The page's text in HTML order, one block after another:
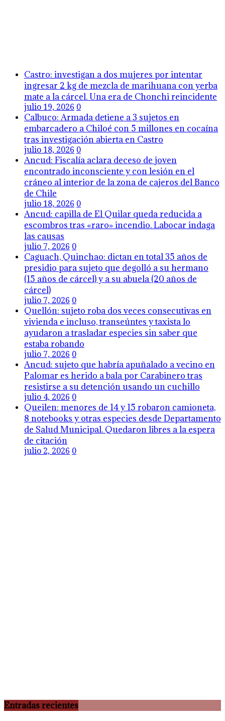
Castro: investigan a dos mujeres por intentar
ingresar 2 kg de mezcla de marihuana con yerba
mate a la cárcel. Una era de Chonchi reincidente
julio 19, 2026 0
Calbuco: Armada detiene a 3 sujetos en
embarcadero a Chiloé con 5 millones en cocaína
tras investigación abierta en Castro
julio 18, 2026 0
Ancud: Fiscalía aclara deceso de joven
encontrado inconsciente y con lesión en el
cráneo al interior de la zona de cajeros del Banco
de Chile
julio 18, 2026 0
Ancud: capilla de El Quilar queda reducida a
escombros tras «raro» incendio. Labocar indaga
las causas
julio 7, 2026 0
Caguach, Quinchao: dictan en total 35 años de
presidio para sujeto que degolló a su hermano
(15 años de cárcel) y a su abuela (20 años de
cárcel)
julio 7, 2026 0
Quellón: sujeto roba dos veces consecutivas en
vivienda e incluso, transeúntes y taxista lo
ayudaron a trasladar especies sin saber que
estaba robando
julio 7, 2026 0
Ancud: sujeto que habría apuñalado a vecino en
Palomar es herido a bala por Carabinero tras
resistirse a su detención usando un cuchillo
julio 4, 2026 0
Queilen: menores de 14 y 15 robaron camioneta,
8 notebooks y otras especies desde Departamento
de Salud Municipal. Quedaron libres a la espera
de citación
julio 2, 2026 0
Entradas recientes